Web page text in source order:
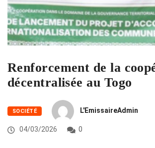
Renforcement de la
décentralisée au Togo
SOCIÉTÉ L'EmissaireAdmin
04/03/2026 0